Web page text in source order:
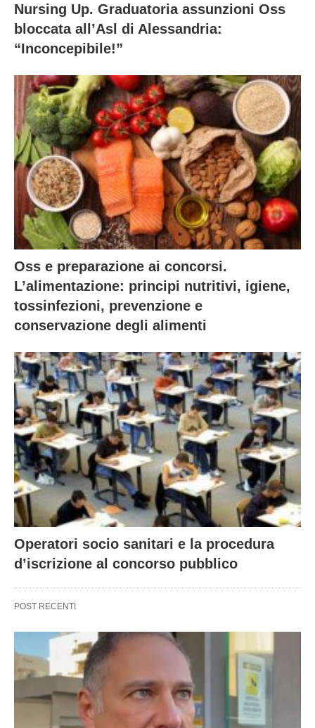
Nursing Up. Graduatoria assunzioni Oss
bloccata all’Asl di Alessandria:
“Inconcepibile!”
Oss e preparazione ai concorsi.
L’alimentazione: principi nutritivi, igiene,
tossinfezioni, prevenzione e
conservazione degli alimenti
Operatori socio sanitari e la procedura
d’iscrizione al concorso pubblico
POST RECENTI